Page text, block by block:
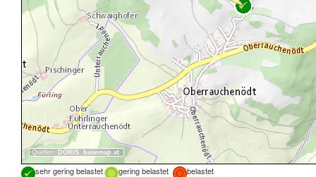
Quellen: DORIS, basemap.at
sehr gering belastet gering belastet
belastet